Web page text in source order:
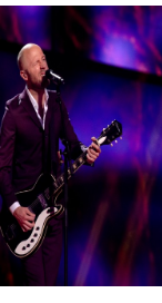
Menu
Home
9 sept: GenAI-
12 nov:
Adverteren
Events